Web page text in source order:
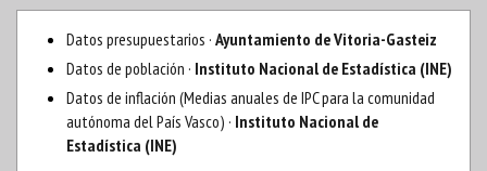
Datos presupuestarios · Ayuntamiento de Vitoria-Gasteiz
Datos de población · Instituto Nacional de Estadística (INE)
Datos de inflación (Medias anuales de IPC para la comunidad
autónoma del País Vasco) · Instituto Nacional de
Estadística (INE)